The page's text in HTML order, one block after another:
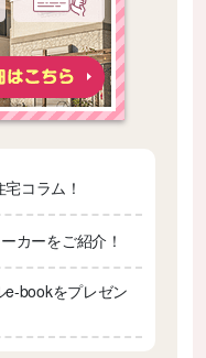
コラム！
カーをご紹介！
bookをプレゼン